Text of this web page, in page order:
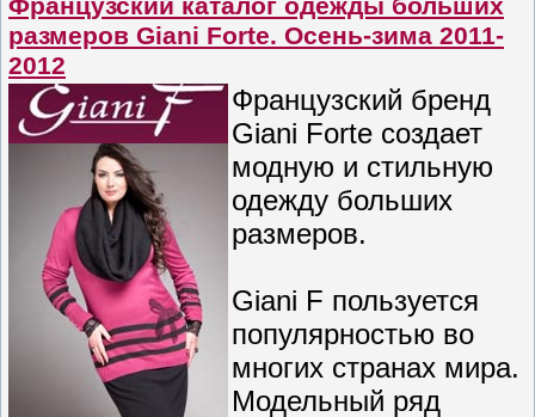
Французский каталог одежды больших
размеров Giani Forte. Осень-зима 2011-
2012
Французский бренд
Giani Forte создает
модную и стильную
одежду больших
размеров.
Giani F пользуется
популярностью во
многих странах мира.
Модельный ряд